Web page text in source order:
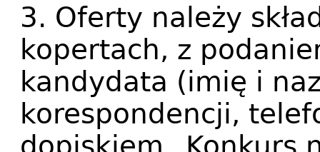
3. Oferty należy
kopertach, z
kandydata (imię i
korespondencji,